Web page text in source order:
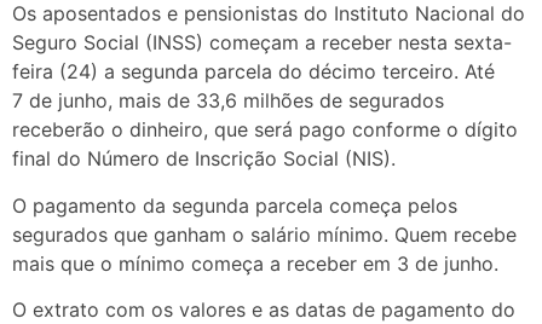
Os aposentados e pensionistas do Instituto Nacional do
Seguro Social (INSS) começam a receber nesta sexta-
feira (24) a segunda parcela do décimo terceiro. Até
7 de junho, mais de 33,6 milhões de segurados
receberão o dinheiro, que será pago conforme o dígito
final do Número de Inscrição Social (NIS).
O pagamento da segunda parcela começa pelos
segurados que ganham o salário mínimo. Quem recebe
mais que o mínimo começa a receber em 3 de junho.
O extrato com os valores e as datas de pagamento do